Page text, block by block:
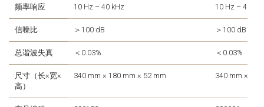
频率响应 10 Hz – 40 kHz 10 Hz – 40
信噪比 ＞100 dB ＞100 dB
总谐波失真 ＜0.03% ＜0.03%
尺寸（长×宽×
高）
340 mm × 180 mm × 52 mm 340 mm ×